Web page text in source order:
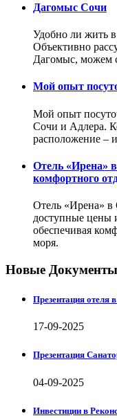
Дагомыс Сочи
Удобно ли жить
Объективно
Дагомыс, можем
Мой опыт
Мой опыт
Сочи и Адлера.
расположение –
Отель «Ирена»
комфортного
Отель «Ирена» в
доступные цены
обеспечивая
моря.
Новые Документы
Презентация отеля
17-09-2025
Презентация
04-09-2025
Инвестиции в